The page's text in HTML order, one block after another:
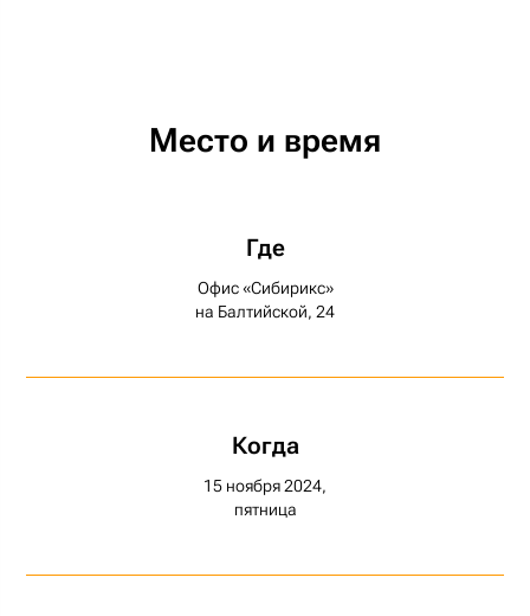
Место и время
Где
Офис «Сибирикс»
на Балтийской, 24
Когда
15 ноября 2024,
пятница